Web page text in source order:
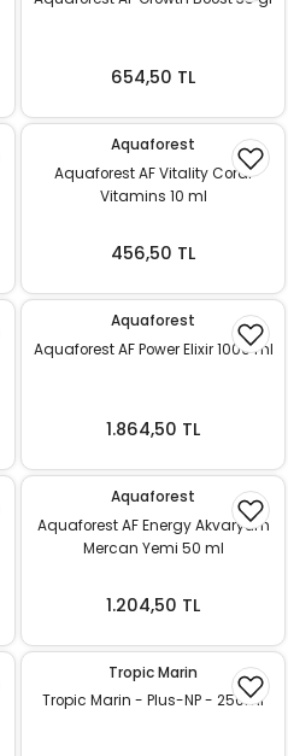
654,50 TL
Aquaforest
Aquaforest AF Vitality Coral
Vitamins 10 ml
456,50 TL
Aquaforest
Aquaforest AF Power Elixir 1000 ml
1.864,50 TL
Aquaforest
Aquaforest AF Energy Akvaryum
Mercan Yemi 50 ml
1.204,50 TL
Tropic Marin
Tropic Marin - Plus-NP - 250ml